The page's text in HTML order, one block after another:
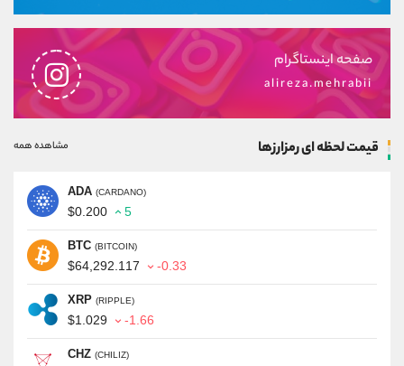
صفحه اینستاگرام
alireza.mehrabii
قیمت لحظه ای رمزارزها مشاهده همه
ADA (CARDANO)
$0.200 5
BTC (BITCOIN)
$64,292.117 -0.33
XRP (RIPPLE)
$1.029 -1.66
CHZ (CHILIZ)